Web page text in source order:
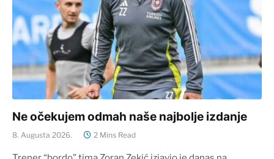
Ne očekujem odmah naše najbolje izdanje
8. Augusta 2026. 2 Mins Read